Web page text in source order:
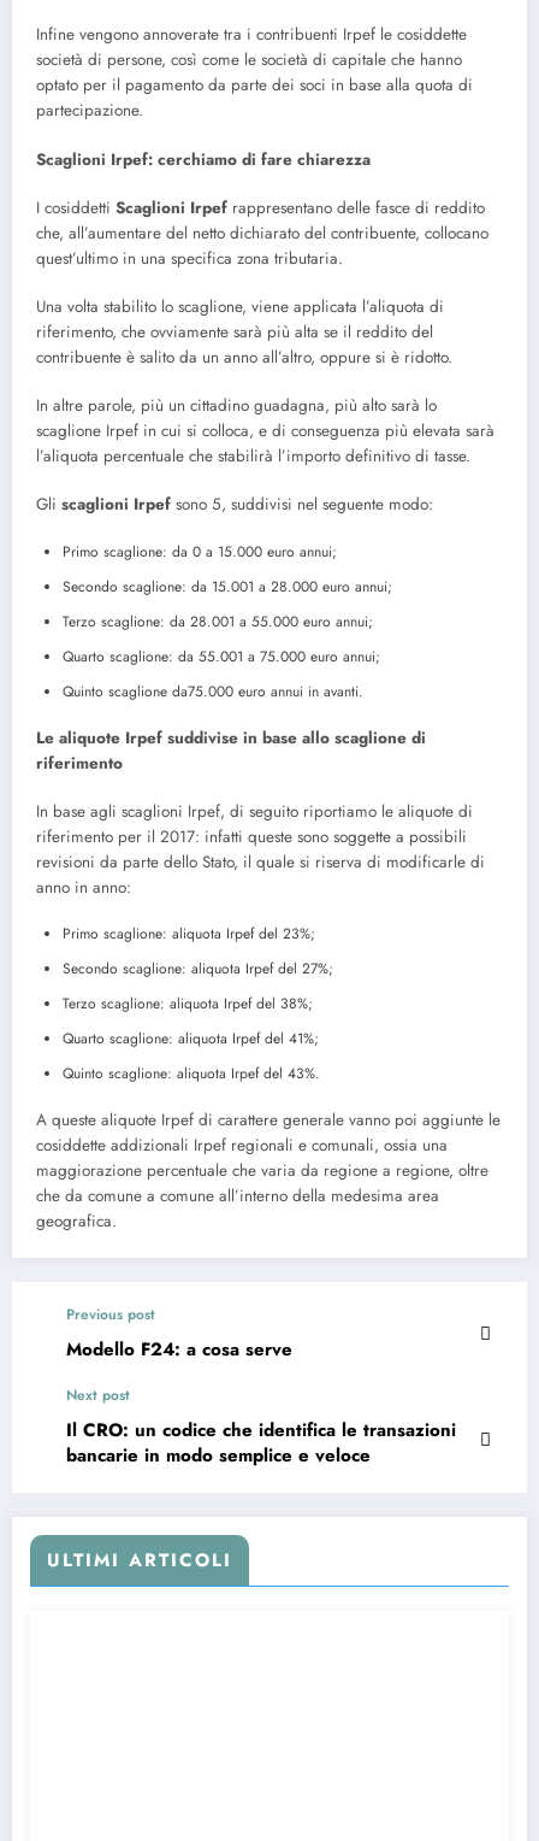
Infine vengono annoverate tra i contribuenti Irpef le cosiddette
società di persone, così come le società di capitale che hanno
optato per il pagamento da parte dei soci in base alla quota di
partecipazione.
Scaglioni Irpef: cerchiamo di fare chiarezza
I cosiddetti Scaglioni Irpef rappresentano delle fasce di reddito
che, all’aumentare del netto dichiarato del contribuente, collocano
quest’ultimo in una specifica zona tributaria.
Una volta stabilito lo scaglione, viene applicata l’aliquota di
riferimento, che ovviamente sarà più alta se il reddito del
contribuente è salito da un anno all’altro, oppure si è ridotto.
In altre parole, più un cittadino guadagna, più alto sarà lo
scaglione Irpef in cui si colloca, e di conseguenza più elevata sarà
l’aliquota percentuale che stabilirà l’importo definitivo di tasse.
Gli scaglioni Irpef sono 5, suddivisi nel seguente modo:
Primo scaglione: da 0 a 15.000 euro annui;
Secondo scaglione: da 15.001 a 28.000 euro annui;
Terzo scaglione: da 28.001 a 55.000 euro annui;
Quarto scaglione: da 55.001 a 75.000 euro annui;
Quinto scaglione da75.000 euro annui in avanti.
Le aliquote Irpef suddivise in base allo scaglione di
riferimento
In base agli scaglioni Irpef, di seguito riportiamo le aliquote di
riferimento per il 2017: infatti queste sono soggette a possibili
revisioni da parte dello Stato, il quale si riserva di modificarle di
anno in anno:
Primo scaglione: aliquota Irpef del 23%;
Secondo scaglione: aliquota Irpef del 27%;
Terzo scaglione: aliquota Irpef del 38%;
Quarto scaglione: aliquota Irpef del 41%;
Quinto scaglione: aliquota Irpef del 43%.
A queste aliquote Irpef di carattere generale vanno poi aggiunte le
cosiddette addizionali Irpef regionali e comunali, ossia una
maggiorazione percentuale che varia da regione a regione, oltre
che da comune a comune all’interno della medesima area
geografica.
Previous post
Modello F24: a cosa serve
Next post
Il CRO: un codice che identifica le transazioni
bancarie in modo semplice e veloce
ULTIMI ARTICOLI